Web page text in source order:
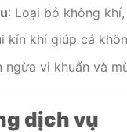
: Loại bỏ không
kín khí giúp cá
ngừa vi khuẩn và
dịch vụ